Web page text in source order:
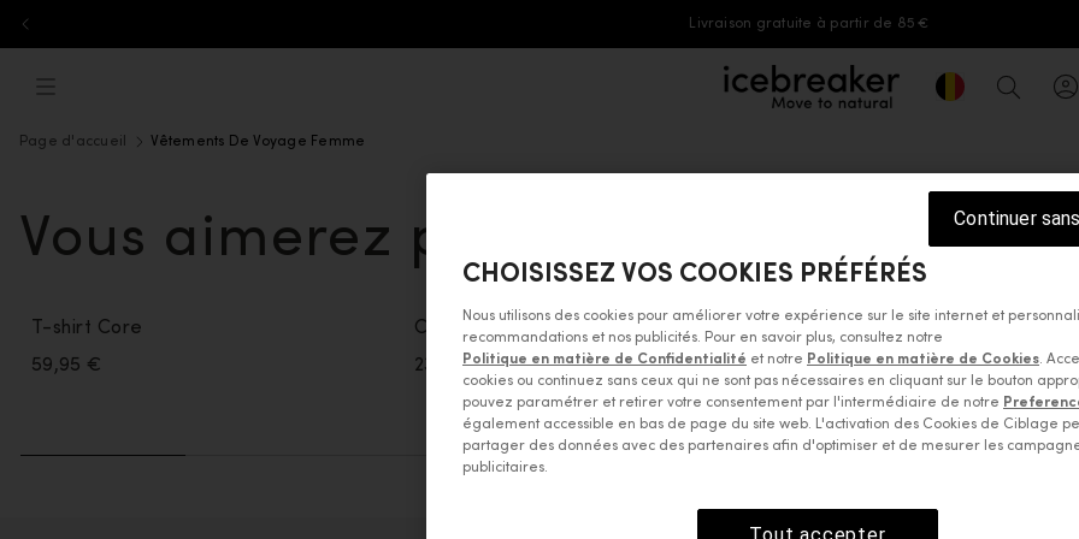
Livraison gratuite à partir de 85 €
icebreaker®, accéder à la page
Geolocation
Page d'accueil Vêtements De Voyage Femme
Vous aimerez peut-être aussi
T-shirt Core
59,95 €
Chaussettes Lifestyle Crew Homme
23,95 €
Chemise 125
139,95 €
CHOISISSEZ VOS COOKIES PRÉFÉRÉS
Nous utilisons des cookies pour améliorer votre expérience sur le site internet et
recommandations et nos publicités. Pour en savoir plus, consultez notre
Politique en matière de Confidentialité et notre Politique en matière de Cookies.
cookies ou continuez sans ceux qui ne sont pas nécessaires en cliquant sur le bouton
pouvez paramétrer et retirer votre consentement par l'intermédiaire de notre
également accessible en bas de page du site web. L'activation des Cookies de Ciblage
partager des données avec des partenaires afin d'optimiser et de mesurer les
publicitaires.
Continuer